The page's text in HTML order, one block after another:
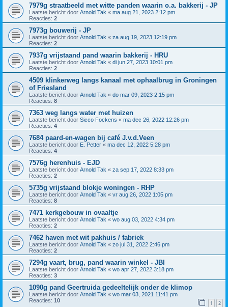
7979g straatbeeld met witte panden waarin o.a. bakkerij - JP
Laatste bericht door Arnold Tak « ma aug 21, 2023 2:12 pm
Reacties: 2
7973g bouwerij - JP
Laatste bericht door Arnold Tak « za aug 19, 2023 12:19 pm
Reacties: 2
7937g vrijstaand pand waarin bakkerij - HRU
Laatste bericht door Arnold Tak « di jun 27, 2023 10:01 pm
Reacties: 2
4509 klinkerweg langs kanaal met ophaalbrug in Groningen
of Friesland
Laatste bericht door Arnold Tak « do mar 09, 2023 2:15 pm
Reacties: 8
7363 weg langs water met huizen
Laatste bericht door Sicco Fockens « ma dec 26, 2022 12:26 pm
Reacties: 4
7684 paard-en-wagen bij café J.v.d.Veen
Laatste bericht door E. Petter « ma dec 12, 2022 5:28 pm
Reacties: 4
7576g herenhuis - EJD
Laatste bericht door Arnold Tak « za sep 17, 2022 8:33 pm
Reacties: 2
5735g vrijstaand blokje woningen - RHP
Laatste bericht door Arnold Tak « vr aug 26, 2022 1:05 pm
Reacties: 8
7471 kerkgebouw in ovaaltje
Laatste bericht door Arnold Tak « wo aug 03, 2022 4:34 pm
Reacties: 2
7462 haven met wit pakhuis / fabriek
Laatste bericht door Arnold Tak « zo jul 31, 2022 2:46 pm
Reacties: 2
7294g vaart, brug, pand waarin winkel - JBI
Laatste bericht door Arnold Tak « wo apr 27, 2022 3:18 pm
Reacties: 3
1090g pand Geertruida gedeeltelijk onder de klimop
Laatste bericht door Arnold Tak « wo mar 03, 2021 11:41 pm
Reacties: 10 1 2